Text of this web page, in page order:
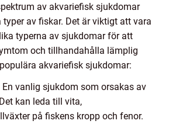
av akvariefisk sjukdomar
av fiskar. Det är viktigt att vara
typerna av sjukdomar för att
och tillhandahålla lämplig
akvariefisk sjukdomar:
vanlig sjukdom som orsakas av
kan leda till vita,
på fiskens kropp och fenor.